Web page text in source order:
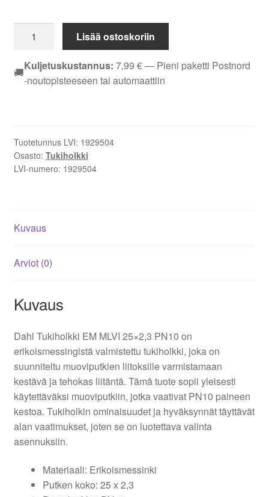
MLVI
25x2,3
Lisää ostoskoriin
🚚Kuljetuskustannus: 7,99 €— Pieni paketti Postnord
-noutopisteeseen tai automaattiin
Tuotetunnus LVI: 1929504
Osasto: Tukiholkki
LVI-numero: 1929504
Kuvaus
Arviot (0)
Kuvaus
Dahl Tukiholkki EM MLVI 25×2,3 PN10 on
erikoismessingistä valmistettu tukiholkki, joka on
suunniteltu muoviputkien liitoksille varmistamaan
kestävä ja tehokas liitäntä. Tämä tuote sopii yleisesti
käytettäväksi muoviputkiin, jotka vaativat PN10 paineen
kestoa. Tukiholkin ominaisuudet ja hyväksynnät täyttävät
alan vaatimukset, joten se on luotettava valinta
asennuksiin.
Materiaali: Erikoismessinki
Putken koko: 25 x 2,3